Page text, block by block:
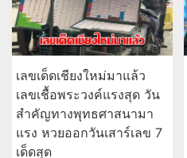
เลขเด็ดเชียงใหม่มาแล้ว
เลขเชื้อพระวงค์แรงสุด วัน
สำคัญทางพุทธศาสนามา
แรง หวยออกวันเสาร์เลข 7
เด็ดสุด